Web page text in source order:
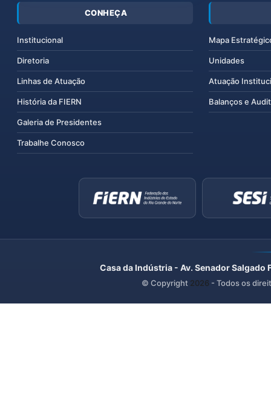
CONHEÇA
Institucional
Diretoria
Linhas de Atuação
História da FIERN
Galeria de Presidentes
Trabalhe Conosco
Mapa
Unidades
Atuação
Balanços e
Casa da Indústria - Av. Senador
© Copyright 2026 - Todos os